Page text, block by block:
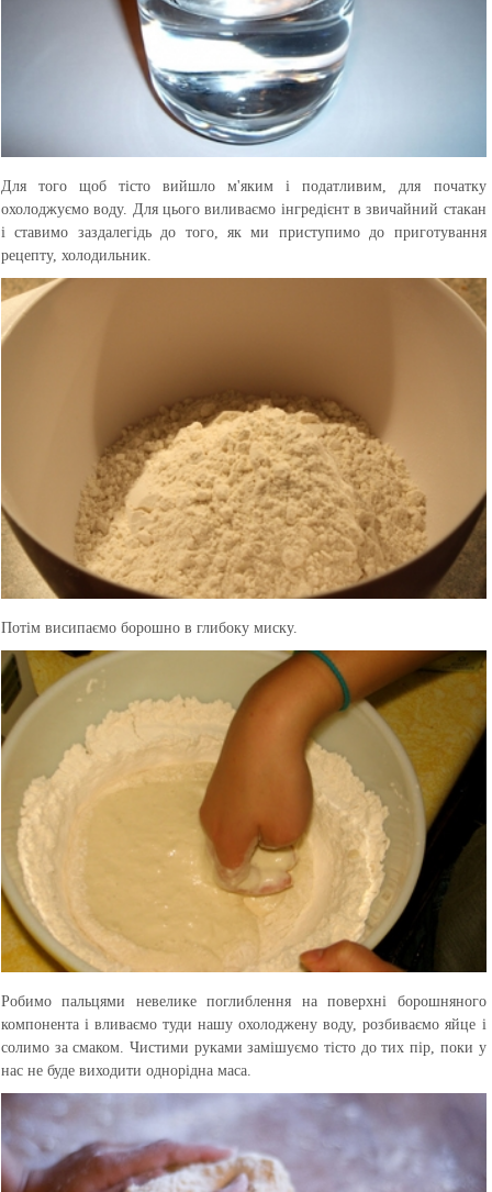
Для того щоб тісто вийшло м'яким і податливим, для початку
охолоджуємо воду. Для цього виливаємо інгредієнт в звичайний стакан
і ставимо заздалегідь до того, як ми приступимо до приготування
рецепту, холодильник.
Потім висипаємо борошно в глибоку миску.
Робимо пальцями невелике поглиблення на поверхні борошняного
компонента і вливаємо туди нашу охолоджену воду, розбиваємо яйце і
солимо за смаком. Чистими руками замішуємо тісто до тих пір, поки у
нас не буде виходити однорідна маса.